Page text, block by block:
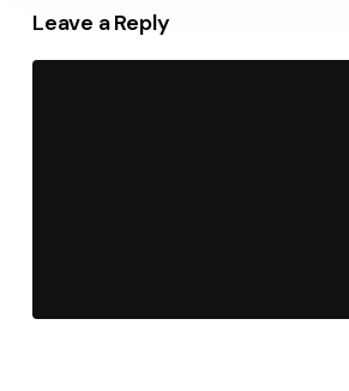
Leave a Reply